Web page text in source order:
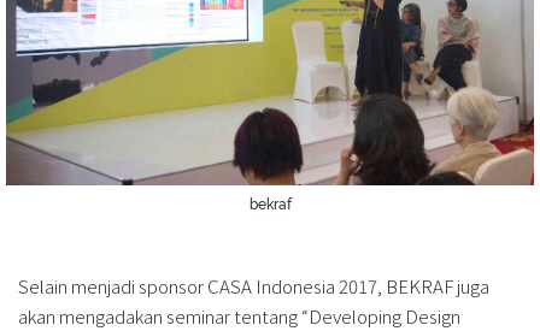
bekraf
Selain menjadi sponsor CASA Indonesia 2017, BEKRAF juga
akan mengadakan seminar tentang “Developing Design